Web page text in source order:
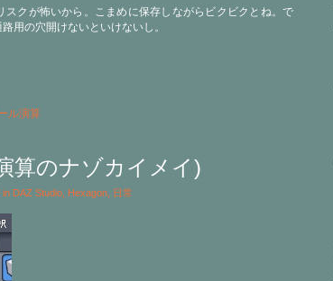
クが怖いから。こまめに保存しながらビクビクとね。で
用の穴開けないといけないし。
ル演算
算のナゾカイメイ)
in DAZ Studio Hexagon 日常